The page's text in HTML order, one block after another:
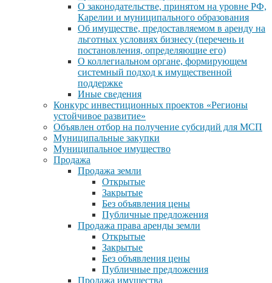
О законодательстве, принятом на уровне РФ,
Карелии и муниципального образования
Об имуществе, предоставляемом в аренду на
льготных условиях бизнесу (перечень и
постановления, определяющие его)
О коллегиальном органе, формирующем
системный подход к имущественной
поддержке
Иные сведения
Конкурс инвестиционных проектов «Регионы
устойчивое развитие»
Объявлен отбор на получение субсидий для МСП
Муниципальные закупки
Муниципальное имущество
Продажа
Продажа земли
Открытые
Закрытые
Без объявления цены
Публичные предложения
Продажа права аренды земли
Открытые
Закрытые
Без объявления цены
Публичные предложения
Продажа имущества